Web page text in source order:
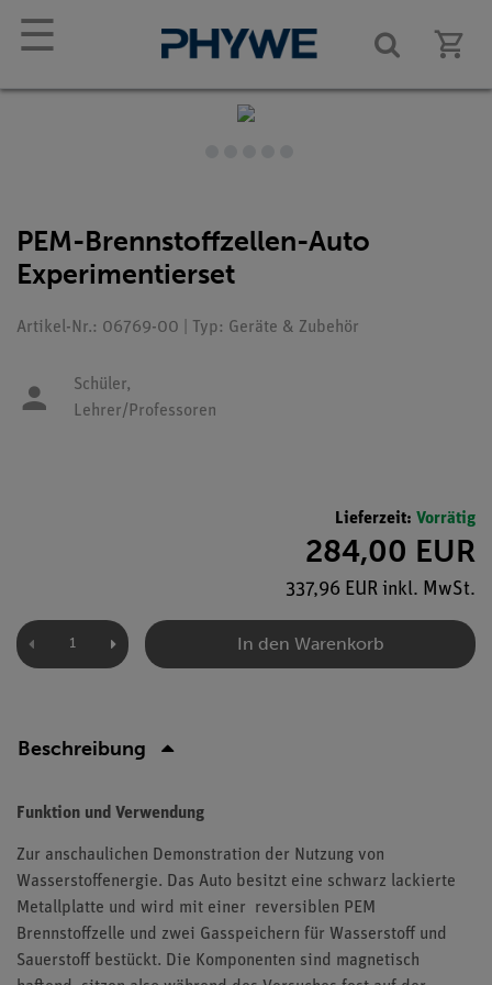
☰
PEM-Brennstoffzellen-Auto
Experimentierset
Artikel-Nr.: 06769-00 | Typ: Geräte & Zubehör
Schüler,
Lehrer/Professoren
Lieferzeit: Vorrätig
284,00 EUR
337,96 EUR inkl. MwSt.
In den Warenkorb
Beschreibung
Funktion und Verwendung
Zur anschaulichen Demonstration der Nutzung von
Wasserstoffenergie. Das Auto besitzt eine schwarz lackierte
Metallplatte und wird mit einer reversiblen PEM
Brennstoffzelle und zwei Gasspeichern für Wasserstoff und
Sauerstoff bestückt. Die Komponenten sind magnetisch